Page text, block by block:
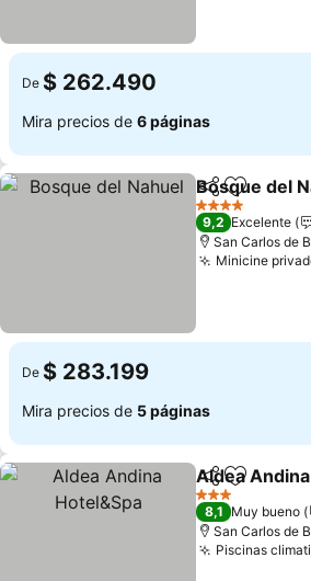
De $ 262.490
Mira precios de 6 páginas
Compartir
Agregar
Bosque del
4 Estrellas
9,2 Excelente
San Carlos de
Minicine
De $ 283.199
Mira precios de 5 páginas
Compartir
Agregar
Aldea
3 Estrellas
8,1 Muy bueno
San Carlos de
Piscinas